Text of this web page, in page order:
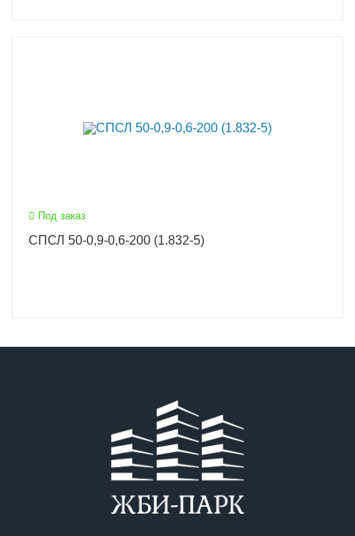
Под заказ
СПСЛ 50-0,9-0,6-200 (1.832-5)